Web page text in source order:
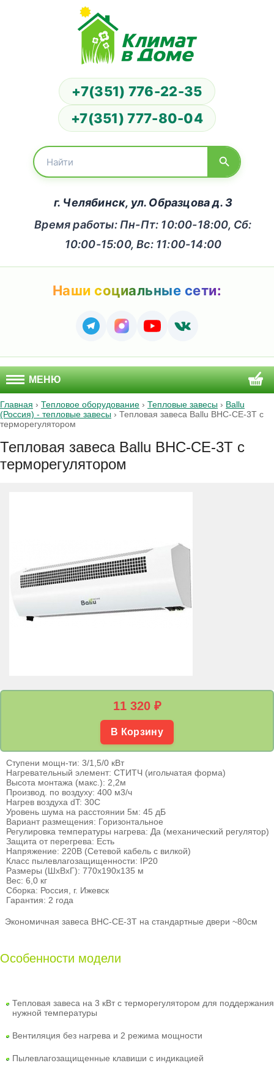
+7(351) 776-22-35
+7(351) 777-80-04
г. Челябинск, ул. Образцова д. 3
Время работы: Пн-Пт: 10:00-18:00, Сб:
10:00-15:00, Вс: 11:00-14:00
Наши социальные сети:
МЕНЮ
Главная › Тепловое оборудование › Тепловые завесы › Ballu
(Россия) - тепловые завесы › Тепловая завеса Ballu BHC-CE-3T с
терморегулятором
Тепловая завеса Ballu BHC-CE-3T с
терморегулятором
11 320 ₽
В Корзину
Ступени мощн-ти: 3/1,5/0 кВт
Нагревательный элемент: СТИТЧ (игольчатая форма)
Высота монтажа (макс.): 2,2м
Производ. по воздуху: 400 м3/ч
Нагрев воздуха dT: 30С
Уровень шума на расстоянии 5м: 45 дБ
Вариант размещения: Горизонтальное
Регулировка температуры нагрева: Да (механический регулятор)
Защита от перегрева: Есть
Напряжение: 220В (Сетевой кабель с вилкой)
Класс пылевлагозащищенности: IP20
Размеры (ШхВхГ): 770х190х135 м
Вес: 6,0 кг
Сборка: Россия, г. Ижевск
Гарантия: 2 года
Экономичная завеса BHC-CE-3T на стандартные двери ~80см
Особенности модели
Тепловая завеса на 3 кВт с терморегулятором для поддержания
нужной температуры
Вентиляция без нагрева и 2 режима мощности
Пылевлагозащищенные клавиши с индикацией